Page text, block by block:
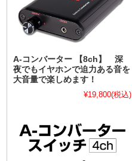
A-コンバーター 【8ch】 深
夜でもイヤホンで迫力ある音を
大音量で楽しめます！
¥19,800(税込)